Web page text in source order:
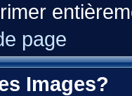
page
Images?